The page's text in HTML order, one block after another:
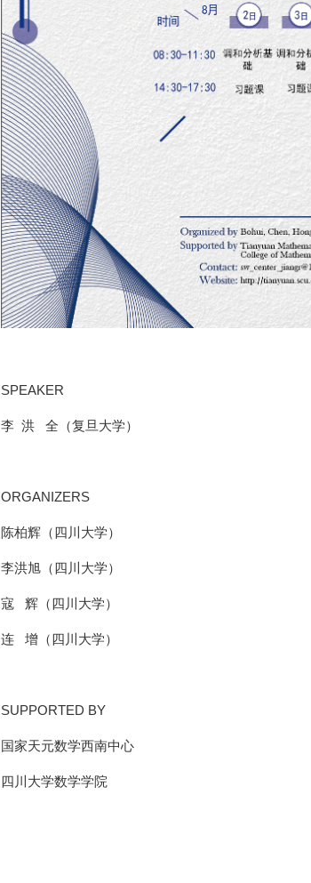
SPEAKER
李 洪 全（复旦大学）
ORGANIZERS
陈柏辉（四川大学）
李洪旭（四川大学）
寇 辉（四川大学）
连 增（四川大学）
SUPPORTED BY
国家天元数学西南中心
四川大学数学学院